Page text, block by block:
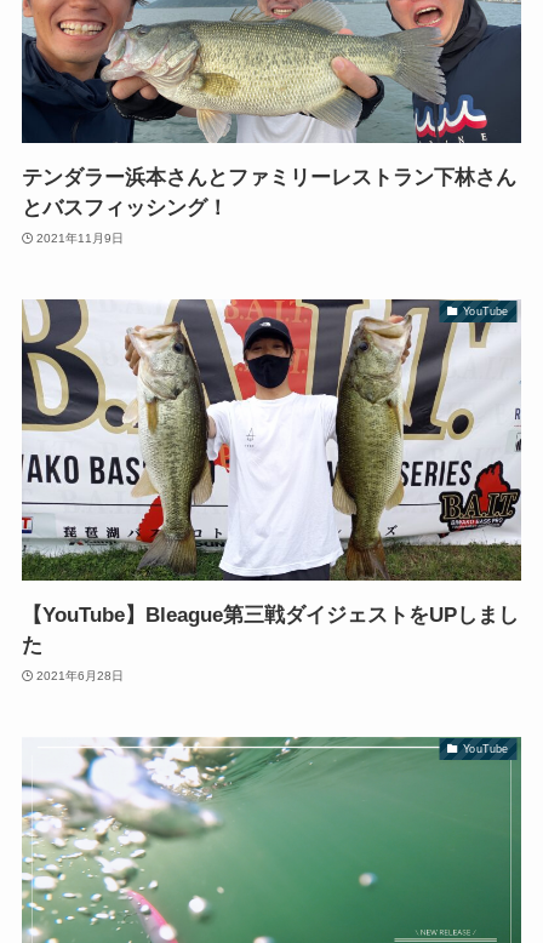
テンダラー浜本さんとファミリーレストラン下林さん
とバスフィッシング！
2021年11月9日
YouTube
【YouTube】Bleague第三戦ダイジェストをUPしまし
た
2021年6月28日
YouTube